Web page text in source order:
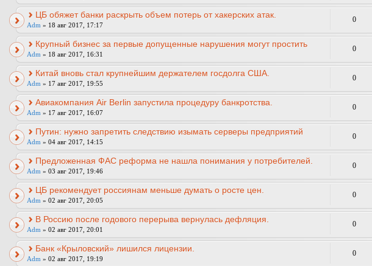
ЦБ обяжет банки раскрыть объем потерь от хакерских атак.
Adm » 18 авг 2017, 17:17
0
Крупный бизнес за первые допущенные нарушения могут простить
Adm » 18 авг 2017, 16:31
0
Китай вновь стал крупнейшим держателем госдолга США.
Adm » 17 авг 2017, 19:55
0
Авиакомпания Air Berlin запустила процедуру банкротства.
Adm » 17 авг 2017, 16:07
0
Путин: нужно запретить следствию изымать серверы предприятий
Adm » 04 авг 2017, 14:15
0
Предложенная ФАС реформа не нашла понимания у потребителей.
Adm » 03 авг 2017, 19:46
0
ЦБ рекомендует россиянам меньше думать о росте цен.
Adm » 02 авг 2017, 20:05
0
В Россию после годового перерыва вернулась дефляция.
Adm » 02 авг 2017, 20:01
0
Банк «Крыловский» лишился лицензии.
Adm » 02 авг 2017, 19:19
0